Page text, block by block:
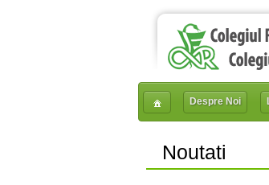
Despre Noi
Noutati